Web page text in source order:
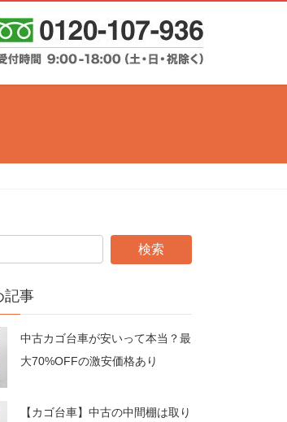
記事
中古カゴ台車が安いって本当？最
大70%OFFの激安価格あり
【カゴ台車】中古の中間棚は取り